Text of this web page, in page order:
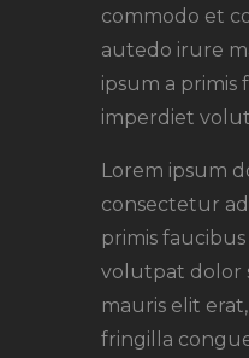
commodo et
autedo irure
ipsum a primis
imperdiet
Lorem ipsum
consectetur
primis
volutpat dolor
mauris elit
fringilla